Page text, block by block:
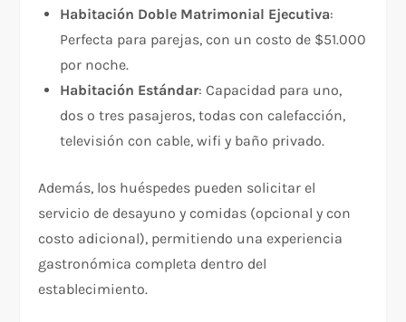
Habitación Doble Matrimonial Ejecutiva:
Perfecta para parejas, con un costo de $51.000
por noche.
Habitación Estándar: Capacidad para uno,
dos o tres pasajeros, todas con calefacción,
televisión con cable, wifi y baño privado.
Además, los huéspedes pueden solicitar el
servicio de desayuno y comidas (opcional y con
costo adicional), permitiendo una experiencia
gastronómica completa dentro del
establecimiento.